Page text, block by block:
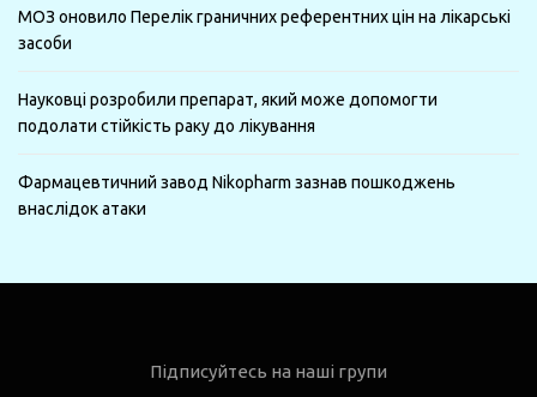
МОЗ оновило Перелік граничних референтних цін на лікарські
засоби
Науковці розробили препарат, який може допомогти
подолати стійкість раку до лікування
Фармацевтичний завод Nikopharm зазнав пошкоджень
внаслідок атаки
Підписуйтесь на наші групи